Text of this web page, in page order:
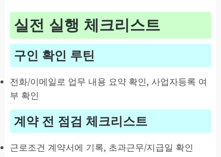
실전 실행 체크리스트
구인 확인 루틴
전화/이메일로 업무 내용 요약 확인, 사업자등록 여
부 확인
계약 전 점검 체크리스트
근로조건 계약서에 기록, 초과근무/지급일 확인